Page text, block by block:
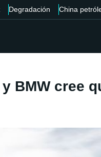
Degradación China
BMW cree